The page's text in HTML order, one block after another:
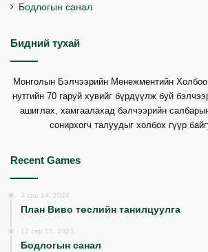
Бодлогын санал
Бидний тухай
Монголын Бэлчээрийн Менежментийн
нутгийн 70 гаруй хувийг бүрдүүлж буй
ашиглах, хамгаалахад бэлчээрийн
сонирхогч талуудыг холбох гүүр
Recent Games
3 сар 14, 2024
План Виво төслийн танилцуулга
12 сар 12, 2023
Бодлогын санал